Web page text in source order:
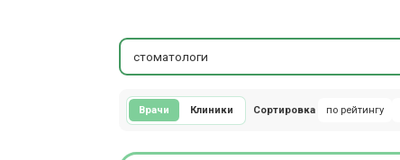
стоматологи
Врачи Клиники Сортировка по рейтингу